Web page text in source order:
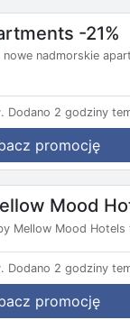
-21%
nadmorskie
Dodano 2 godziny
promocję
Mood
Mellow Mood
Dodano 2 godziny
promocję